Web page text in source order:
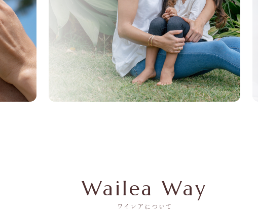
Wailea Way
ワイレアについて